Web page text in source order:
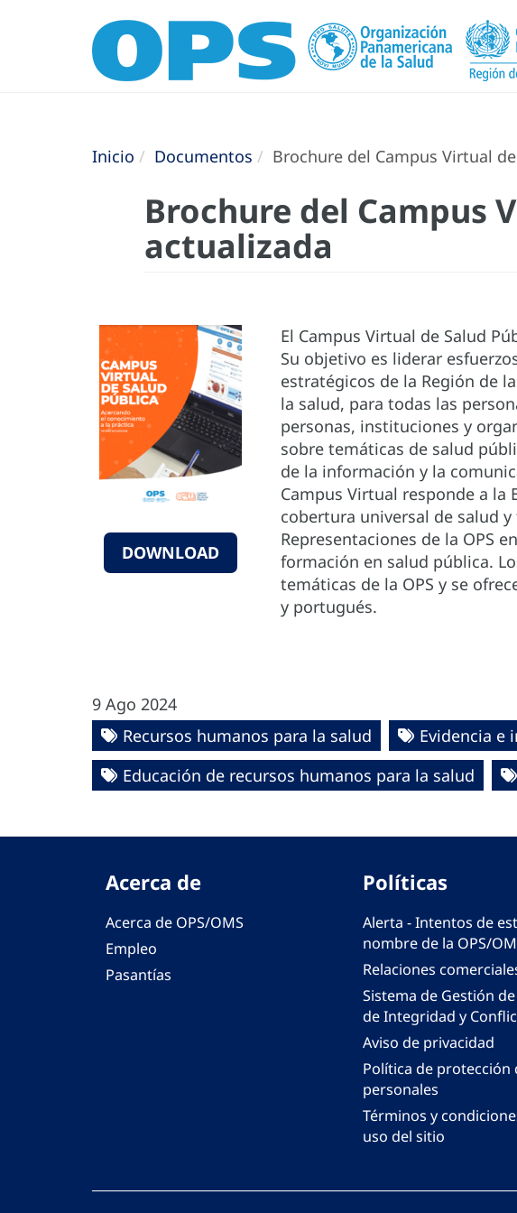
Inicio Documentos Brochure del Campus Virtual
Brochure del Campus
actualizada
DOWNLOAD
El Campus Virtual de Salud
Su objetivo es liderar
estratégicos de la Región de
la salud, para todas las
personas, instituciones y
sobre temáticas de salud
de la información y la
Campus Virtual responde a la
cobertura universal de salud
Representaciones de la OPS
formación en salud pública.
temáticas de la OPS y se
y portugués.
9 Ago 2024
Recursos humanos para la salud
Evidencia e
Educación de recursos humanos para la salud
Acerca de
Acerca de OPS/OMS
Empleo
Pasantías
Políticas
Alerta - Intentos de
nombre de la OPS/
Relaciones
Sistema de Gestión
de Integridad y
Aviso de privacidad
Política de protección
personales
Términos y
uso del sitio